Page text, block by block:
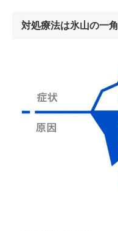
対処療法は氷山の一角